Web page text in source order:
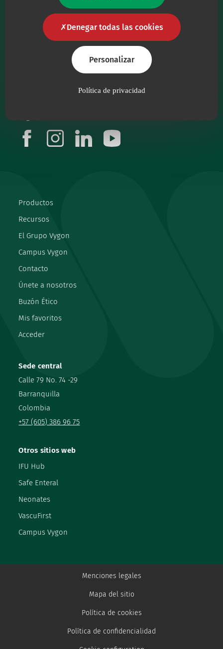
Denegar todas las cookies
Personalizar
Política de privacidad
Nuestro principal objetivo es proporcionar al
personal sanitario productos sanitarios de la
Sede central
Calle 79 No. 74 -29
Barranquilla
Colombia
+57 (605) 386 96 75
Productos
Recursos
El Grupo Vygon
Campus Vygon
Contacto
Únete a nosotros
Buzón Ético
Mis favoritos
Acceder
Otros sitios web
IFU Hub
Safe Enteral
Neonates
VascuFirst
Campus Vygon
facebookinstagramlinkedin
Menciones legales
Mapa del sitio
Política de cookies
Política de confidencialidad